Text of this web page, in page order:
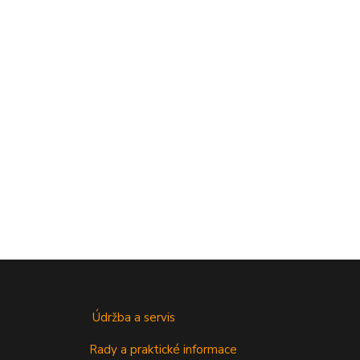
Údržba a servis
Rady a praktické informace